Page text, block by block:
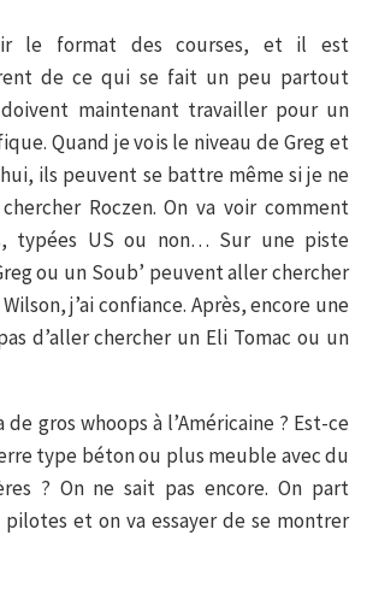
le format des courses, et il est
de ce qui se fait un peu partout
maintenant travailler pour un
Quand je vois le niveau de Greg et
ils peuvent se battre même si je ne
Roczen. On va voir comment
typées US ou non… Sur une piste
ou un Soub’ peuvent aller chercher
j’ai confiance. Après, encore une
d’aller chercher un Eli Tomac ou un
de gros whoops à l’Américaine ? Est-ce
type béton ou plus meuble avec du
? On ne sait pas encore. On part
et on va essayer de se montrer